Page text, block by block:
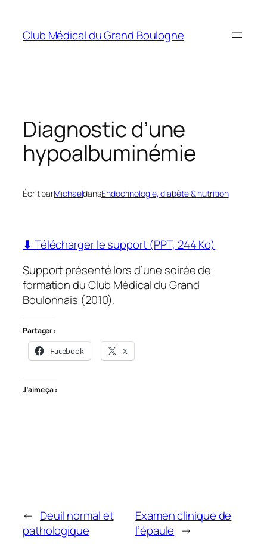
contenu
Club Médical du Grand Boulogne
Diagnostic d’une
hypoalbuminémie
Écrit parMichaeldansEndocrinologie, diabète & nutrition
⬇ Télécharger le support (PPT, 244 Ko)
Support présenté lors d’une soirée de
formation du Club Médical du Grand
Boulonnais (2010).
Partager :
Facebook X
J’aime ça :
← Deuil normal et
pathologique
Examen clinique de
l’épaule →